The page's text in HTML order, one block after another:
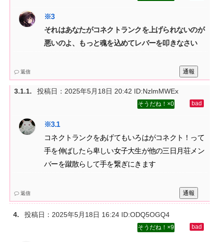
それはあなたがコネクトランクを上げられないのが
悪いのよ、もっと魂を込めてレバーを叩きなさい
通報
返信
投稿日：2025年5月18日 20:42 ID:NzlmMWEx
0
コネクトランクをあげてもいろはがコネクト！って
手を伸ばしたら卑しい女子大生が他の三日月荘メン
バーを蹴散らして手を繋ぎにきます
通報
返信
投稿日：2025年5月18日 16:24 ID:ODQ5OGQ4
9